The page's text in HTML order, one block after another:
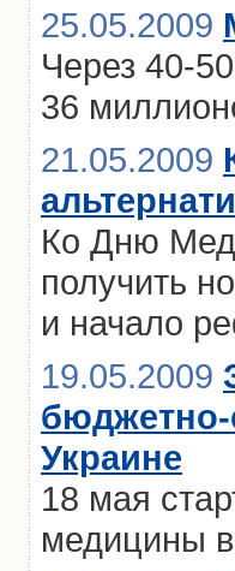
25.05.2009
Через 40-
36
21.05.2009
Ко Дню
получить
и начало
19.05.2009
Украине
18 мая
медицины